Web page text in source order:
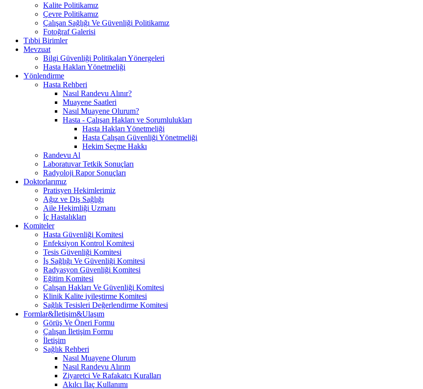
Kalite Politikamız
Çevre Politikamız
Çalışan Sağlığı Ve Güvenliği Politikamız
Fotoğraf Galerisi
Tıbbi Birimler
Mevzuat
Bilgi Güvenliği Politikaları Yönergeleri
Hasta Hakları Yönetmeliği
Yönlendirme
Hasta Rehberi
Nasıl Randevu Alınır?
Muayene Saatleri
Nasıl Muayene Olurum?
Hasta - Çalışan Hakları ve Sorumlulukları
Hasta Hakları Yönetmeliği
Hasta Çalışan Güvenliği Yönetmeliği
Hekim Seçme Hakkı
Randevu Al
Laboratuvar Tetkik Sonuçları
Radyoloji Rapor Sonuçları
Doktorlarımız
Pratisyen Hekimlerimiz
Ağız ve Diş Sağlığı
Aile Hekimliği Uzmanı
İç Hastalıkları
Komiteler
Hasta Güvenliği Komitesi
Enfeksiyon Kontrol Komitesi
Tesis Güvenliği Komitesi
İş Sağlığı Ve Güvenliği Komitesi
Radyasyon Güvenliği Komitesi
Eğitim Komitesi
Çalışan Hakları Ve Güvenliği Komitesi
Klinik Kalite iyileştirme Komitesi
Sağlık Tesisleri Değerlendirme Komitesi
Formlar&İletişim&Ulaşım
Görüş Ve Öneri Formu
Çalışan İletişim Formu
İletişim
Sağlık Rehberi
Nasıl Muayene Olurum
Nasıl Randevu Alırım
Ziyaretci Ve Rafakatcı Kuralları
Akılcı İlaç Kullanımı